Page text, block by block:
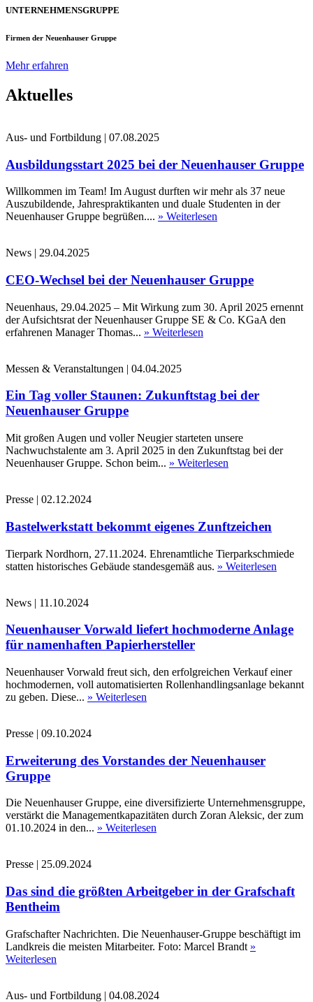
UNTERNEHMENSGRUPPE
Firmen der Neuenhauser Gruppe
Mehr erfahren
Aktuelles
Aus- und Fortbildung | 07.08.2025
Ausbildungsstart 2025 bei der Neuenhauser Gruppe
Willkommen im Team! Im August durften wir mehr als 37 neue
Auszubildende, Jahrespraktikanten und duale Studenten in der
Neuenhauser Gruppe begrüßen.... » Weiterlesen
News | 29.04.2025
CEO-Wechsel bei der Neuenhauser Gruppe
Neuenhaus, 29.04.2025 – Mit Wirkung zum 30. April 2025 ernennt
der Aufsichtsrat der Neuenhauser Gruppe SE & Co. KGaA den
erfahrenen Manager Thomas... » Weiterlesen
Messen & Veranstaltungen | 04.04.2025
Ein Tag voller Staunen: Zukunftstag bei der
Neuenhauser Gruppe
Mit großen Augen und voller Neugier starteten unsere
Nachwuchstalente am 3. April 2025 in den Zukunftstag bei der
Neuenhauser Gruppe. Schon beim... » Weiterlesen
Presse | 02.12.2024
Bastelwerkstatt bekommt eigenes Zunftzeichen
Tierpark Nordhorn, 27.11.2024. Ehrenamtliche Tierparkschmiede
statten historisches Gebäude standesgemäß aus. » Weiterlesen
News | 11.10.2024
Neuenhauser Vorwald liefert hochmoderne Anlage
für namenhaften Papierhersteller
Neuenhauser Vorwald freut sich, den erfolgreichen Verkauf einer
hochmodernen, voll automatisierten Rollenhandlingsanlage bekannt
zu geben. Diese... » Weiterlesen
Presse | 09.10.2024
Erweiterung des Vorstandes der Neuenhauser
Gruppe
Die Neuenhauser Gruppe, eine diversifizierte Unternehmensgruppe,
verstärkt die Managementkapazitäten durch Zoran Aleksic, der zum
01.10.2024 in den... » Weiterlesen
Presse | 25.09.2024
Das sind die größten Arbeitgeber in der Grafschaft
Bentheim
Grafschafter Nachrichten. Die Neuenhauser-Gruppe beschäftigt im
Landkreis die meisten Mitarbeiter. Foto: Marcel Brandt »
Weiterlesen
Aus- und Fortbildung | 04.08.2024